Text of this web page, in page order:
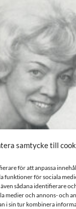
samtycke till
för att anpassa
funktioner för sociala
sådana identifierare
medier och annons- och
i sin tur kombinera